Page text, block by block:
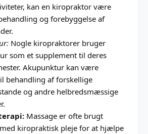
kan en kiropraktor være
og forebyggelse af
Nogle kiropraktorer bruger
som et supplement til deres
Akupunktur kan være
behandling af forskellige
og andre helbredsmæssige
Massage er ofte brugt
kiropraktisk pleje for at hjælpe